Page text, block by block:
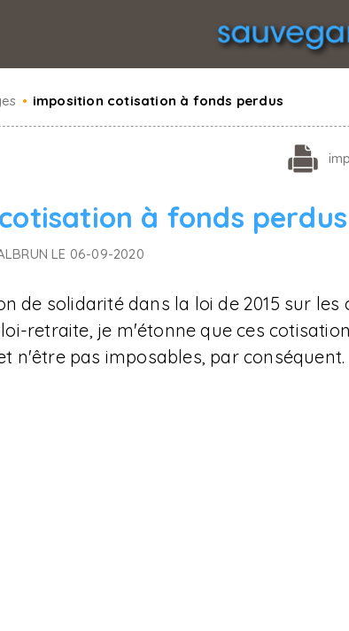
• imposition cotisation à fonds perdus
à fonds perdus
LE 06-09-2020
de solidarité dans la loi de 2015 sur
retraite, je m'étonne que ces
n'être pas imposables, par conséquent.